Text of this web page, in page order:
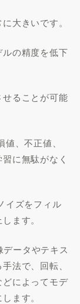
大きいです。
の精度を低下
ることが可能
、不正値、
に無駄がなく
イズをフィル
ます。
ータやテキス
法で、回転、
によってモデ
ます。